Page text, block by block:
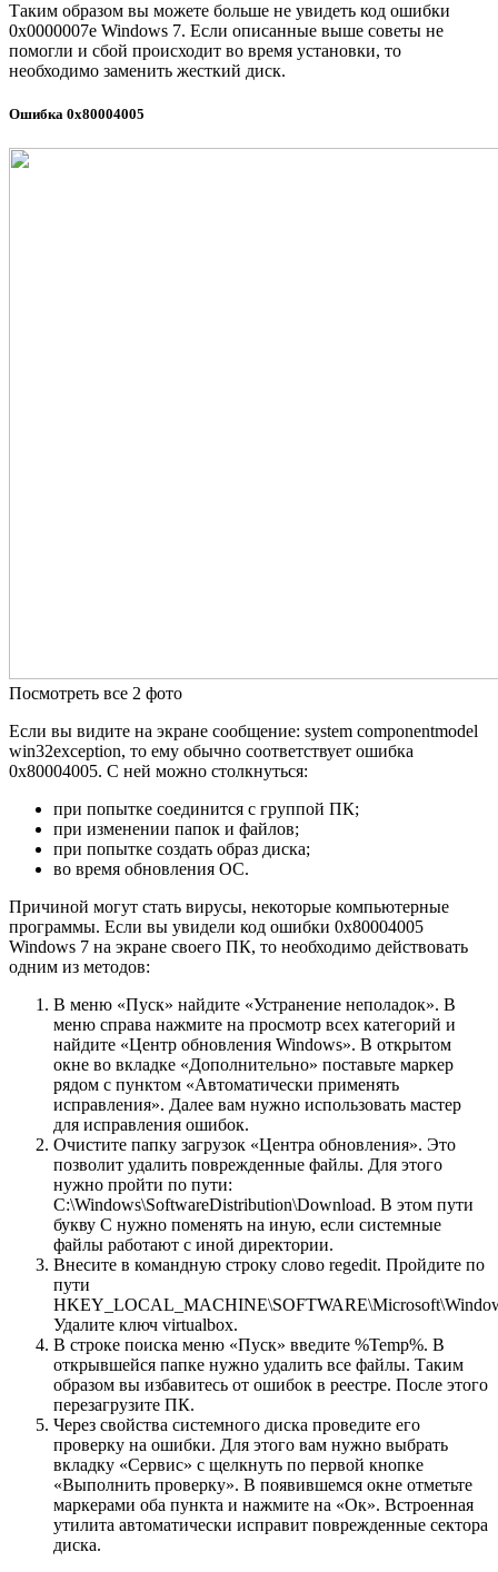
Таким образом вы можете больше не увидеть код ошибки
0x0000007e Windows 7. Если описанные выше советы не
помогли и сбой происходит во время установки, то
необходимо заменить жесткий диск.
Ошибка 0x80004005
Посмотреть все 2 фото
Если вы видите на экране сообщение: system componentmodel
win32exception, то ему обычно соответствует ошибка
0x80004005. С ней можно столкнуться:
при попытке соединится с группой ПК;
при изменении папок и файлов;
при попытке создать образ диска;
во время обновления ОС.
Причиной могут стать вирусы, некоторые компьютерные
программы. Если вы увидели код ошибки 0x80004005
Windows 7 на экране своего ПК, то необходимо действовать
одним из методов:
В меню «Пуск» найдите «Устранение неполадок». В
меню справа нажмите на просмотр всех категорий и
найдите «Центр обновления Windows». В открытом
окне во вкладке «Дополнительно» поставьте маркер
рядом с пунктом «Автоматически применять
исправления». Далее вам нужно использовать мастер
для исправления ошибок.
Очистите папку загрузок «Центра обновления». Это
позволит удалить поврежденные файлы. Для этого
нужно пройти по пути:
C:\Windows\SoftwareDistribution\Download. В этом пути
букву С нужно поменять на иную, если системные
файлы работают с иной директории.
Внесите в командную строку слово regedit. Пройдите по
пути
Удалите ключ virtualbox.
В строке поиска меню «Пуск» введите %Temp%. В
открывшейся папке нужно удалить все файлы. Таким
образом вы избавитесь от ошибок в реестре. После этого
перезагрузите ПК.
Через свойства системного диска проведите его
проверку на ошибки. Для этого вам нужно выбрать
вкладку «Сервис» с щелкнуть по первой кнопке
«Выполнить проверку». В появившемся окне отметьте
маркерами оба пункта и нажмите на «Ок». Встроенная
утилита автоматически исправит поврежденные сектора
диска.